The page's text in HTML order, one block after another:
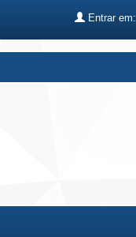
Entrar em: